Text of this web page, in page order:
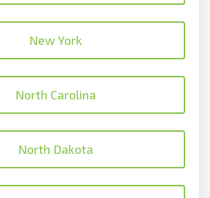
New York
North Carolina
North Dakota